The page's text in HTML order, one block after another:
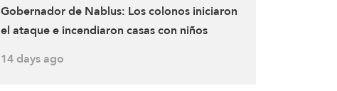
Gobernador de Nablus: Los colonos iniciaron
el ataque e incendiaron casas con niños
dentro, en medio del silencio internacional
14 days ago